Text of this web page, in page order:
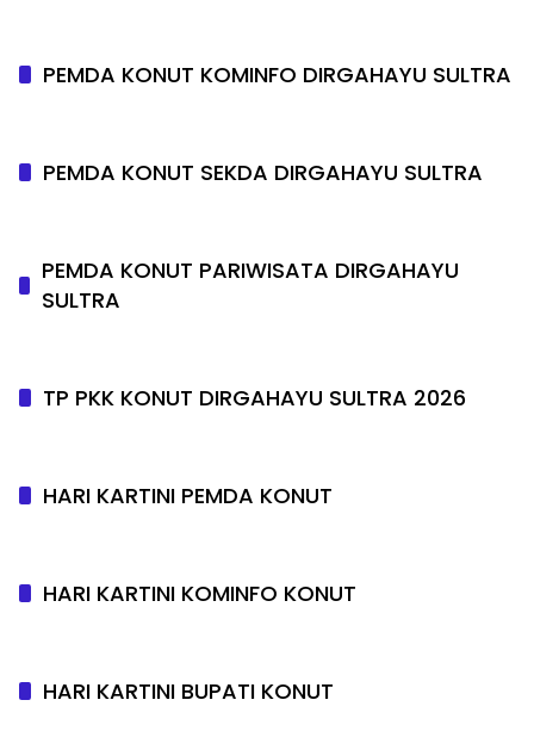
PEMDA KONUT KOMINFO DIRGAHAYU SULTRA
PEMDA KONUT SEKDA DIRGAHAYU SULTRA
PEMDA KONUT PARIWISATA DIRGAHAYU
SULTRA
TP PKK KONUT DIRGAHAYU SULTRA 2026
HARI KARTINI PEMDA KONUT
HARI KARTINI KOMINFO KONUT
HARI KARTINI BUPATI KONUT